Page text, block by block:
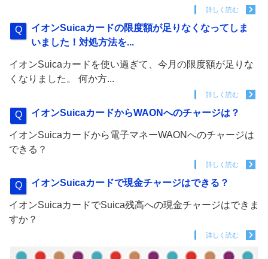
詳しく読む
イオンSuicaカードの限度額が足りなくなってしま
いました！対処方法を...
イオンSuicaカードを使い過ぎて、今月の限度額が足りな
くなりました。 何か方...
詳しく読む
イオンSuicaカードからWAONへのチャージは？
イオンSuicaカードから電子マネーWAONへのチャージは
できる？
詳しく読む
イオンSuicaカードで現金チャージはできる？
イオンSuicaカードでSuica残高への現金チャージはできま
すか？
詳しく読む